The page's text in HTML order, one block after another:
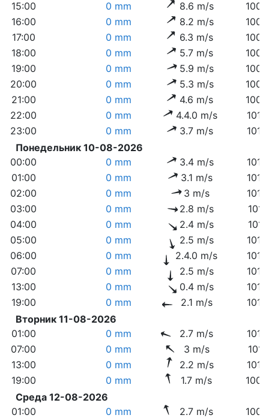
15:00 0 mm 8.6 m/s
16:00
0 mm 8.2 m/s
17:00
0 mm 6.3 m/s
18:00
0 mm 5.7 m/s
19:00
0 mm 5.9 m/s
20:00
0 mm 5.3 m/s
21:00
0 mm 4.6 m/s
22:00
0 mm 4.4.0 m/s
23:00
0 mm 3.7 m/s
Понедельник 10-08-2026
00:00
0 mm 3.4 m/s
01:00
0 mm 3.1 m/s
02:00
0 mm 3 m/s
03:00
0 mm 2.8 m/s
04:00
0 mm 2.4 m/s
05:00
0 mm 2.5 m/s
06:00
0 mm 2.4.0 m/s
07:00
0 mm 2.5 m/s
13:00
0 mm 0.4 m/s
19:00
0 mm 2.1 m/s
Вторник 11-08-2026
01:00
0 mm 2.7 m/s
07:00
0 mm 3 m/s
13:00
0 mm 2.2 m/s
19:00
0 mm 1.7 m/s
Среда 12-08-2026
01:00
0 mm 2.7 m/s